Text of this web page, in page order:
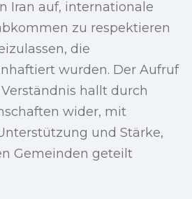
Iran auf, internationale
zu respektieren
die
wurden. Der Aufruf
hallt durch
wider, mit
und Stärke,
Gemeinden geteilt